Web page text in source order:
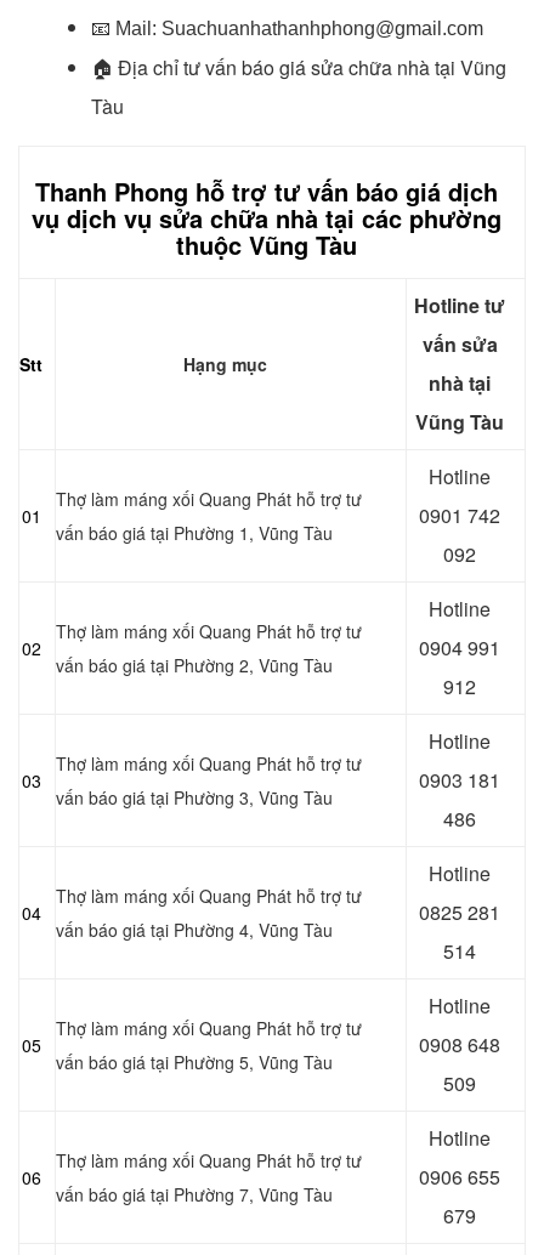
📧 Mail: Suachuanhathanhphong@gmail.com
🏠 Địa chỉ tư vấn báo giá sửa chữa nhà tại Vũng
Tàu
Thanh Phong hỗ trợ tư vấn báo giá dịch
vụ dịch vụ sửa chữa nhà tại các phường
thuộc Vũng Tàu
Stt Hạng mục
Hotline tư
vấn sửa
nhà tại
Vũng Tàu
01
Thợ làm máng xối Quang Phát hỗ trợ tư
vấn báo giá tại Phường 1, Vũng Tàu
Hotline
0901 742
092
02
Thợ làm máng xối Quang Phát hỗ trợ tư
vấn báo giá tại Phường 2, Vũng Tàu
Hotline
0904 991
912
03
Thợ làm máng xối Quang Phát hỗ trợ tư
vấn báo giá tại Phường 3, Vũng Tàu
Hotline
0903 181
486
04
Thợ làm máng xối Quang Phát hỗ trợ tư
vấn báo giá tại Phường 4, Vũng Tàu
Hotline
0825 281
514
05
Thợ làm máng xối Quang Phát hỗ trợ tư
vấn báo giá tại Phường 5, Vũng Tàu
Hotline
0908 648
509
06
Thợ làm máng xối Quang Phát hỗ trợ tư
vấn báo giá tại Phường 7, Vũng Tàu
Hotline
0906 655
679